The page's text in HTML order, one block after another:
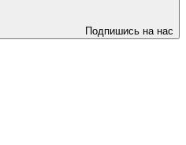
Подпишись на нас